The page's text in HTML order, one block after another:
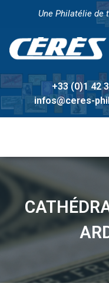
Une Philatélie de
+33 (0)1 42
infos@ceres-